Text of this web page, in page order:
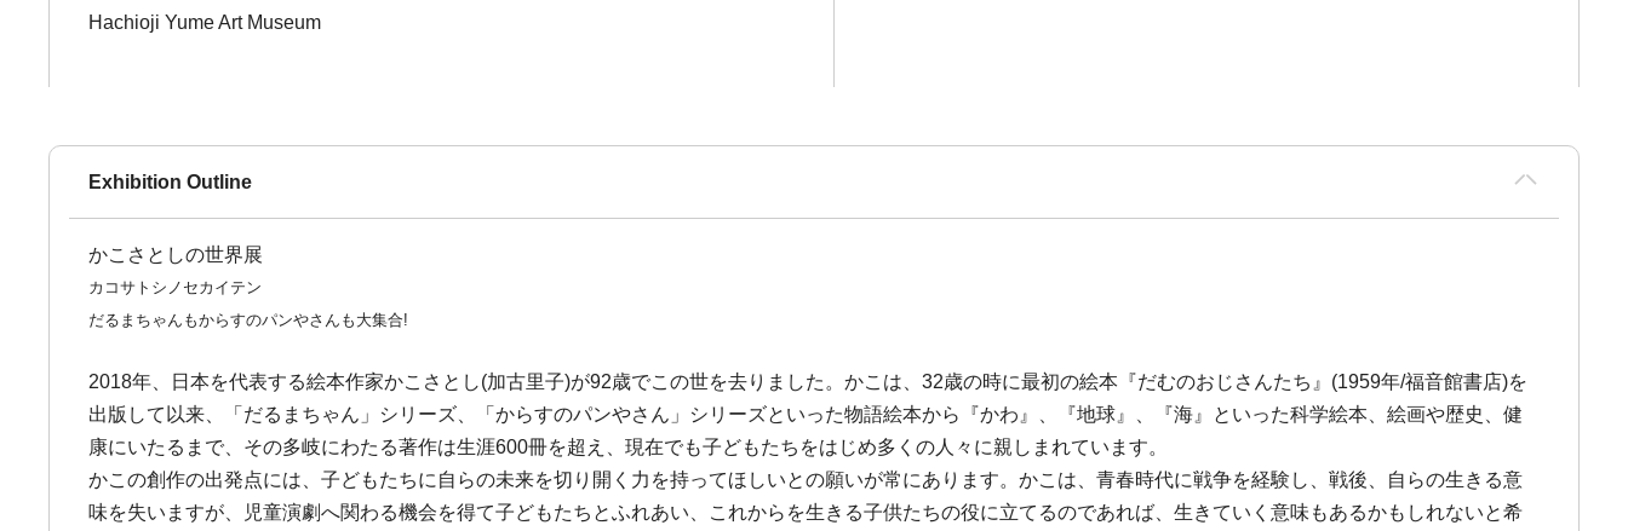
Hachioji Yume Art Museum
Exhibition Outline
かこさとしの世界展
カコサトシノセカイテン
だるまちゃんもからすのパンやさんも大集合!
2018年、日本を代表する絵本作家かこさとし(加古里子)が92歳でこの世を去りました。かこは、32歳の時に最初の絵本『だむのおじさんたち』(1959年/福音館書店)を
出版して以来、「だるまちゃん」シリーズ、「からすのパンやさん」シリーズといった物語絵本から『かわ』、『地球』、『海』といった科学絵本、絵画や歴史、健
康にいたるまで、その多岐にわたる著作は生涯600冊を超え、現在でも子どもたちをはじめ多くの人々に親しまれています。
かこの創作の出発点には、子どもたちに自らの未来を切り開く力を持ってほしいとの願いが常にあります。かこは、青春時代に戦争を経験し、戦後、自らの生きる意
味を失いますが、児童演劇へ関わる機会を得て子どもたちとふれあい、これからを生きる子供たちの役に立てるのであれば、生きていく意味もあるかもしれないと希